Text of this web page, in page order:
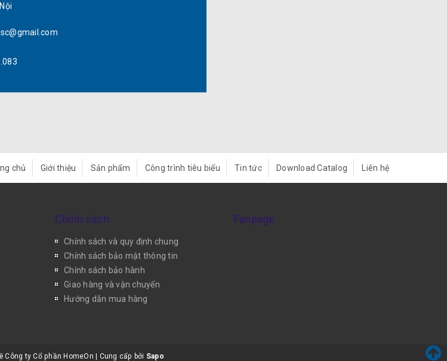
chủ Giới thiệu Sản phẩm Công trình tiêu biểu Tin tức Download Catalog Liên hệ
Chính sách
Chính sách và quy định chung
Chính sách bảo mật thông tin
Chính sách bảo hành
Giao hàng và vận chuyển
Hướng dẫn mua hàng
Fanpage
Công ty Cổ phần HomeOn Cung cấp bởi Sapo